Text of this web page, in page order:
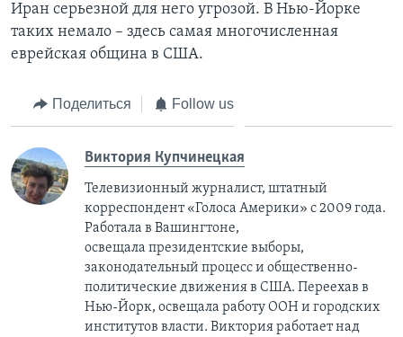
Иран серьезной для него угрозой. В Нью-Йорке
таких немало – здесь самая многочисленная
еврейская община в США.
Поделиться Follow us
Виктория Купчинецкая
Телевизионный журналист, штатный
корреспондент «Голоса Америки» с 2009 года.
Работала в Вашингтоне,
освещала президентские выборы,
законодательный процесс и общественно-
политические движения в США. Переехав в
Нью-Йорк, освещала работу ООН и городских
институтов власти. Виктория работает над